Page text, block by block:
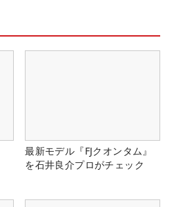
最新モデル『FJクオンタム』
を石井良介プロがチェック